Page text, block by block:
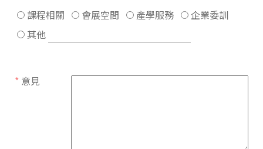
課程相關 會展空間 產學服務
企業委訓
其他
* 意見